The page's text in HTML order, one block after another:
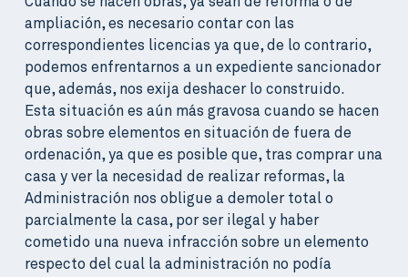
ampliación, es necesario contar con las
correspondientes licencias ya que, de lo contrario,
podemos enfrentarnos a un expediente sancionador
que, además, nos exija deshacer lo construido.
Esta situación es aún más gravosa cuando se hacen
obras sobre elementos en situación de fuera de
ordenación, ya que es posible que, tras comprar una
casa y ver la necesidad de realizar reformas, la
Administración nos obligue a demoler total o
parcialmente la casa, por ser ilegal y haber
cometido una nueva infracción sobre un elemento
respecto del cual la administración no podía